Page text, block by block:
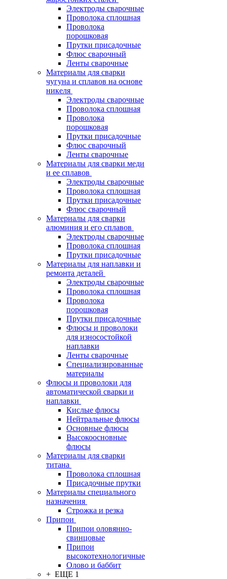
Электроды сварочные
Проволока сплошная
Проволока
порошковая
Прутки присадочные
Флюс сварочный
Ленты сварочные
Материалы для сварки
чугуна и сплавов на основе
никеля
Электроды сварочные
Проволока сплошная
Проволока
порошковая
Прутки присадочные
Флюс сварочный
Ленты сварочные
Материалы для сварки меди
и ее сплавов
Электроды сварочные
Проволока сплошная
Прутки присадочные
Флюс сварочный
Материалы для сварки
алюминия и его сплавов
Электроды сварочные
Проволока сплошная
Прутки присадочные
Материалы для наплавки и
ремонта деталей
Электроды сварочные
Проволока сплошная
Проволока
порошковая
Прутки присадочные
Флюсы и проволоки
для износостойкой
наплавки
Ленты сварочные
Специализированные
материалы
Флюсы и проволоки для
автоматической сварки и
наплавки
Кислые флюсы
Нейтральные флюсы
Основные флюсы
Высокоосновные
флюсы
Материалы для сварки
титана
Проволока сплошная
Присадочные прутки
Материалы специального
назначения
Строжка и резка
Припои
Припои оловянно-
свинцовые
Припои
высокотехнологичные
Олово и баббит
+ ЕЩЕ 1